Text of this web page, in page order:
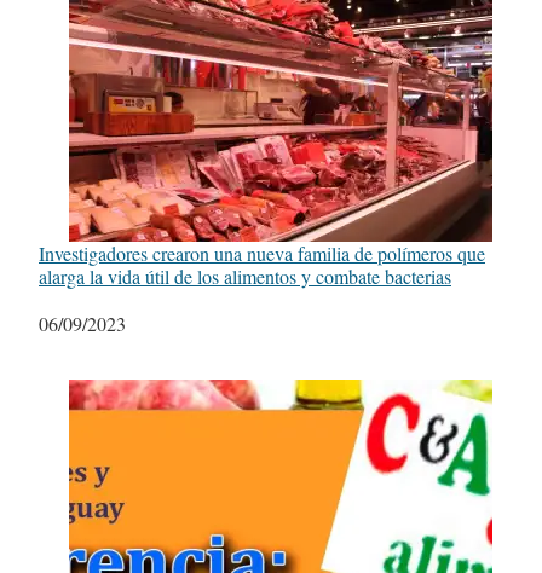
Investigadores crearon una nueva familia de polímeros que
alarga la vida útil de los alimentos y combate bacterias
Fecha
06/09/2023